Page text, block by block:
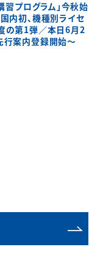
習プログラム」今秋始
内初、機種別ライセ
の第1弾／本日6月2
行案内登録開始～